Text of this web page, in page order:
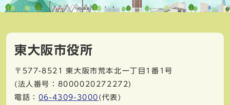
東大阪市役所
〒577-8521
東大阪市荒本北一丁目1番1号
(法人番号：8000020272272)
電話： 06-4309-3000 (代表)